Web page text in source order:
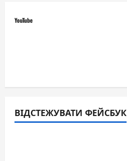
YouTube
ВІДСТЕЖУВАТИ ФЕЙСБУК